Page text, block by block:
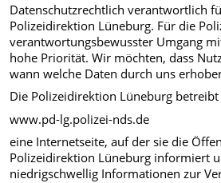
Datenschutzrechtlich verantwortlich
Polizeidirektion Lüneburg. Für die
verantwortungsbewusster Umgang
hohe Priorität. Wir möchten, dass
wann welche Daten durch uns
Die Polizeidirektion Lüneburg
www.pd-lg.polizei-nds.de
eine Internetseite, auf der sie die
Polizeidirektion Lüneburg informiert
niedrigschwellig Informationen zur